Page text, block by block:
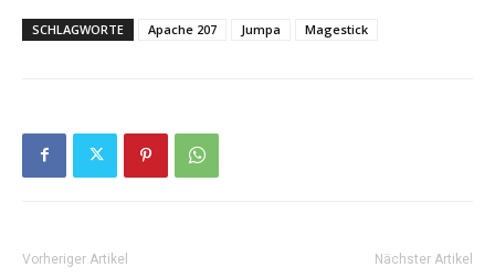
SCHLAGWORTE Apache 207 Jumpa Magestick
Vorheriger Artikel Nächster Artikel